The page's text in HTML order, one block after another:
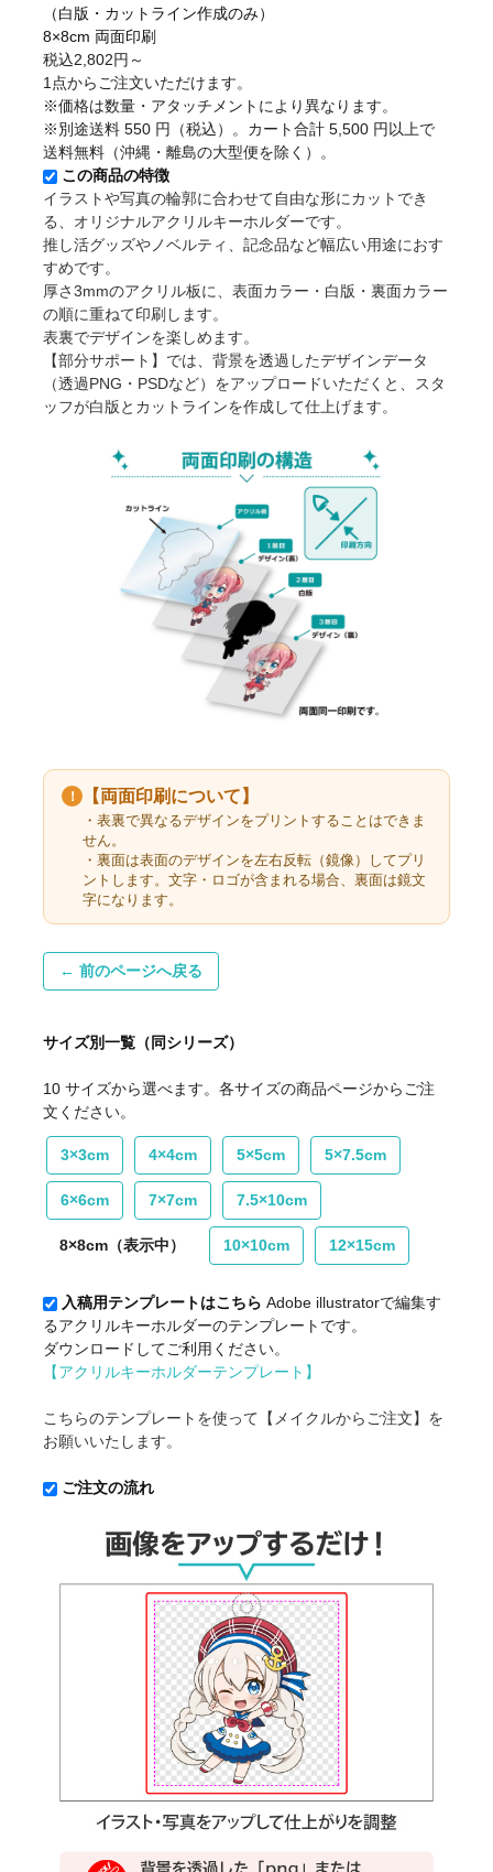
（白版・カットライン作成のみ）
8×8cm 両面印刷
税込2,802円～
1点からご注文いただけます。
※価格は数量・アタッチメントにより異なります。
※別途送料 550 円（税込）。カート合計 5,500 円以上で
送料無料（沖縄・離島の大型便を除く）。
この商品の特徴
イラストや写真の輪郭に合わせて自由な形にカットでき
る、オリジナルアクリルキーホルダーです。
推し活グッズやノベルティ、記念品など幅広い用途におす
すめです。
厚さ3mmのアクリル板に、表面カラー・白版・裏面カラー
の順に重ねて印刷します。
表裏でデザインを楽しめます。
【部分サポート】では、背景を透過したデザインデータ
（透過PNG・PSDなど）をアップロードいただくと、スタ
ッフが白版とカットラインを作成して仕上げます。
！ 【両面印刷について】
・表裏で異なるデザインをプリントすることはできま
せん。
・裏面は表面のデザインを左右反転（鏡像）してプリ
ントします。文字・ロゴが含まれる場合、裏面は鏡文
字になります。
← 前のページへ戻る
サイズ別一覧（同シリーズ）
10 サイズから選べます。各サイズの商品ページからご注
文ください。
3×3cm 4×4cm 5×5cm 5×7.5cm
6×6cm 7×7cm 7.5×10cm
8×8cm（表示中） 10×10cm 12×15cm
入稿用テンプレートはこちら Adobe illustratorで編集す
るアクリルキーホルダーのテンプレートです。
ダウンロードしてご利用ください。
【アクリルキーホルダーテンプレート】
こちらのテンプレートを使って【メイクルからご注文】を
お願いいたします。
ご注文の流れ